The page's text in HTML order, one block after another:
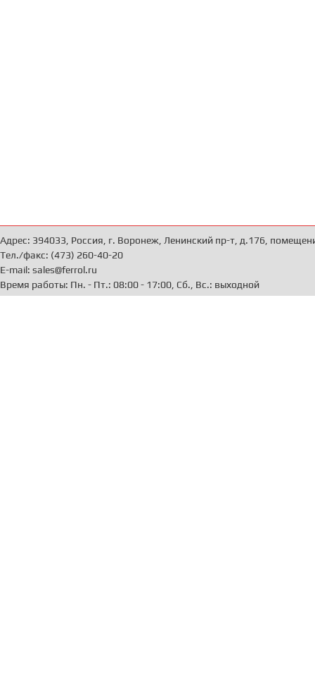
Адрес: 394033, Россия, г. Воронеж, Ленинский пр-т, д.176,
Тел./факс: (473) 260-40-20
E-mail: sales@ferrol.ru
Время работы: Пн. - Пт.: 08:00 - 17:00, Сб., Вс.: выходной